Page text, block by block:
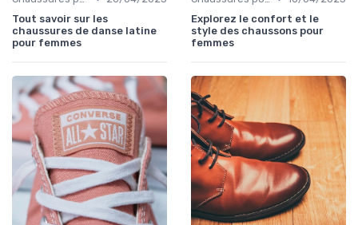
Tout savoir sur les
chaussures de danse latine
pour femmes
Explorez le confort et le
style des chaussons pour
femmes